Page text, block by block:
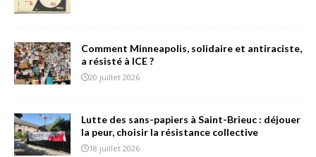
Comment Minneapolis, solidaire et antiraciste,
a résisté à ICE ?
20 juillet 2026
Lutte des sans-papiers à Saint-Brieuc : déjouer
la peur, choisir la résistance collective
18 juillet 2026